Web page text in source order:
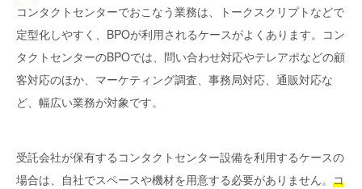
コンタクトセンターでおこなう業務は、トークスクリプトなどで
定型化しやすく、BPOが利用されるケースがよくあります。コン
タクトセンターのBPOでは、問い合わせ対応やテレアポなどの顧
客対応のほか、マーケティング調査、事務局対応、通販対応な
ど、幅広い業務が対象です。
受託会社が保有するコンタクトセンター設備を利用するケースの
場合は、自社でスペースや機材を用意する必要がありません。 コ